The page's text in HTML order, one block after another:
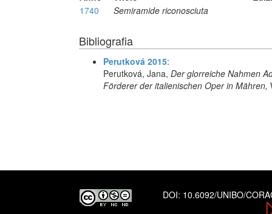
1740
Semiramide riconosciuta
Bibliografia
Perutková 2015:
Perutková, Jana, Der glorreiche Nahmen
Förderer der italienischen Oper in Mähren,
DOI: 10.6092/UNIBO/